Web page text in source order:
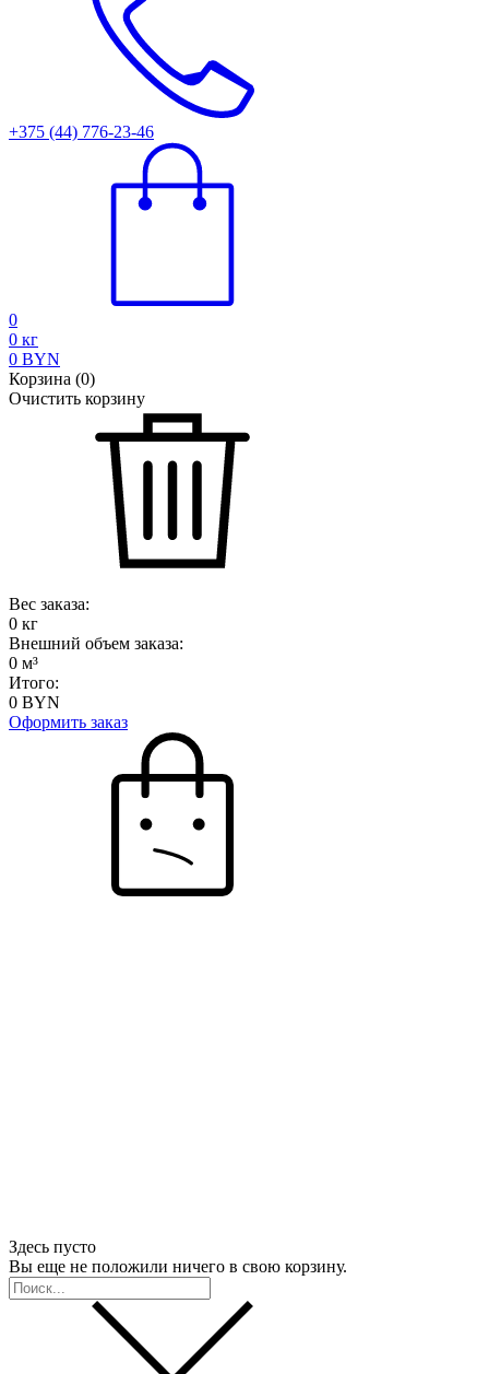
+375 (44) 776-23-46
0
0 кг
0 BYN
Корзина (0)
Очистить корзину
Вес заказа:
0 кг
Внешний объем заказа:
0 м³
Итого:
0 BYN
Оформить заказ
Здесь пусто
Вы еще не положили ничего в свою корзину.